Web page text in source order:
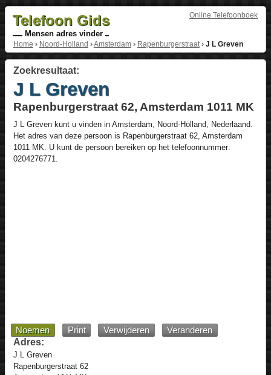
Online Telefoonboek
Telefoon Gids
Mensen adres vinder
Home › Noord-Holland ›Amsterdam› Rapenburgerstraat› J L Greven
Zoekresultaat:
J L Greven
Rapenburgerstraat 62, Amsterdam 1011 MK
J L Grevenkunt u vinden in Amsterdam Noord-Holland, Nederlaand.
Het adres van deze persoon is Rapenburgerstraat 62, Amsterdam
1011 MK . U kunt de persoon bereiken op het telefoonnummer:
0204276771
Noemen Print Verwijderen
Veranderen
Adres:
J L Greven
Rapenburgerstraat 62